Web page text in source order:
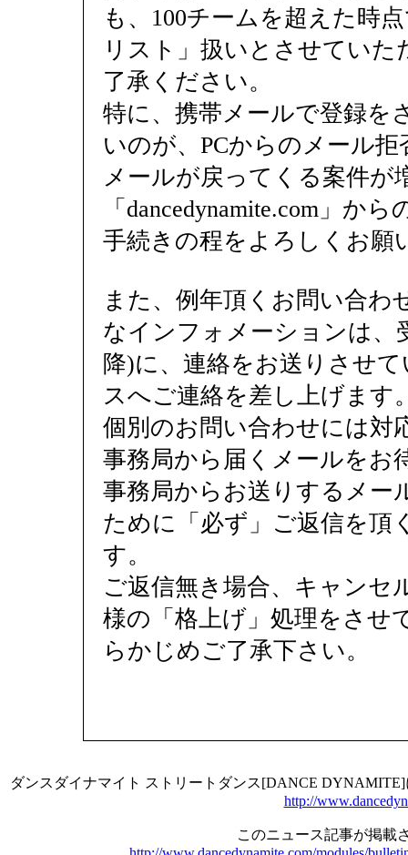
も、100チームを超えた時
リスト」扱いとさせてい
了承ください。
特に、携帯メールで登録を
いのが、PCからのメール
メールが戻ってくる案件が
「dancedynamite.com」か
手続きの程をよろしくお願
また、例年頂くお問い合わ
なインフォメーションは、
降)に、連絡をお送りさせ
スへご連絡を差し上げます
個別のお問い合わせには対
事務局から届くメールをお
事務局からお送りするメー
ために「必ず」ご返信を頂
す。
ご返信無き場合、キャンセ
様の「格上げ」処理をさせ
らかじめご了承下さい。
ダンスダイナマイト ストリートダンス[DANCE
http://
このニュース記事が掲載